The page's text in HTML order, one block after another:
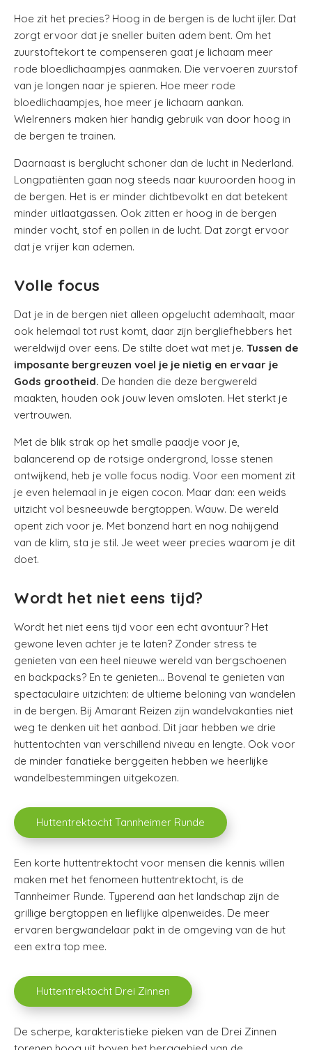
Hoe zit het precies? Hoog in de bergen is de lucht ijler. Dat
zorgt ervoor dat je sneller buiten adem bent. Om het
zuurstoftekort te compenseren gaat je lichaam meer
rode bloedlichaampjes aanmaken. Die vervoeren zuurstof
van je longen naar je spieren. Hoe meer rode
bloedlichaampjes, hoe meer je lichaam aankan.
Wielrenners maken hier handig gebruik van door hoog in
de bergen te trainen.
Daarnaast is berglucht schoner dan de lucht in Nederland.
Longpatiënten gaan nog steeds naar kuuroorden hoog in
de bergen. Het is er minder dichtbevolkt en dat betekent
minder uitlaatgassen. Ook zitten er hoog in de bergen
minder vocht, stof en pollen in de lucht. Dat zorgt ervoor
dat je vrijer kan ademen.
Volle focus
Dat je in de bergen niet alleen opgelucht ademhaalt, maar
ook helemaal tot rust komt, daar zijn bergliefhebbers het
wereldwijd over eens. De stilte doet wat met je. Tussen de
imposante bergreuzen voel je je nietig en ervaar je
Gods grootheid. De handen die deze bergwereld
maakten, houden ook jouw leven omsloten. Het sterkt je
vertrouwen.
Met de blik strak op het smalle paadje voor je,
balancerend op de rotsige ondergrond, losse stenen
ontwijkend, heb je volle focus nodig. Voor een moment zit
je even helemaal in je eigen cocon. Maar dan: een weids
uitzicht vol besneeuwde bergtoppen. Wauw. De wereld
opent zich voor je. Met bonzend hart en nog nahijgend
van de klim, sta je stil. Je weet weer precies waarom je dit
doet.
Wordt het niet eens tijd?
Wordt het niet eens tijd voor een echt avontuur? Het
gewone leven achter je te laten? Zonder stress te
genieten van een heel nieuwe wereld van bergschoenen
en backpacks? En te genieten… Bovenal te genieten van
spectaculaire uitzichten: de ultieme beloning van wandelen
in de bergen. Bij Amarant Reizen zijn wandelvakanties niet
weg te denken uit het aanbod. Dit jaar hebben we drie
huttentochten van verschillend niveau en lengte. Ook voor
de minder fanatieke berggeiten hebben we heerlijke
wandelbestemmingen uitgekozen.
Huttentrektocht Tannheimer Runde
Een korte huttentrektocht voor mensen die kennis willen
maken met het fenomeen huttentrektocht, is de
Tannheimer Runde. Typerend aan het landschap zijn de
grillige bergtoppen en lieflijke alpenweides. De meer
ervaren bergwandelaar pakt in de omgeving van de hut
een extra top mee.
Huttentrektocht Drei Zinnen
De scherpe, karakteristieke pieken van de Drei Zinnen